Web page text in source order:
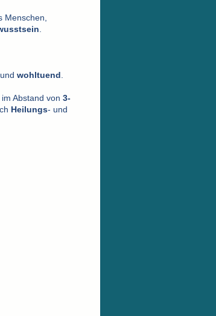
Menschen,
und wohltuend
Abstand von 3-
Heilungs- und